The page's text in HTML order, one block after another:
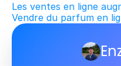
Les ventes en ligne
Vendre du parfum en